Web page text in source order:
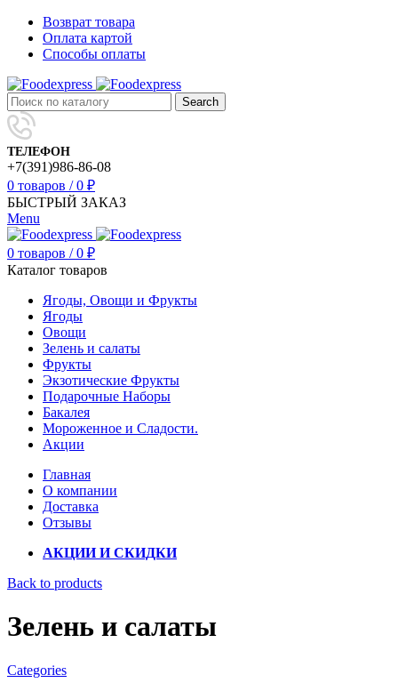
Возврат товара
Оплата картой
Способы оплаты
Search
ТЕЛЕФОН
+7(391)986-86-08
0 товаров / 0 ₽
БЫСТРЫЙ ЗАКАЗ
Menu
0 товаров / 0 ₽
Каталог товаров
Ягоды, Овощи и Фрукты
Ягоды
Овощи
Зелень и салаты
Фрукты
Экзотические Фрукты
Подарочные Наборы
Бакалея
Мороженное и Сладости.
Акции
Главная
О компании
Доставка
Отзывы
АКЦИИ И СКИДКИ
Back to products
Зелень и салаты
Categories